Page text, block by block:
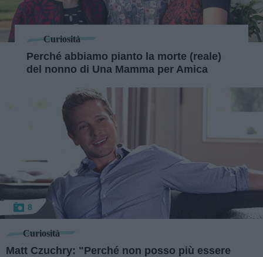
Curiosità
Perché abbiamo pianto la morte (reale)
del nonno di Una Mamma per Amica
8
Curiosità
Matt Czuchry: "Perché non posso più essere